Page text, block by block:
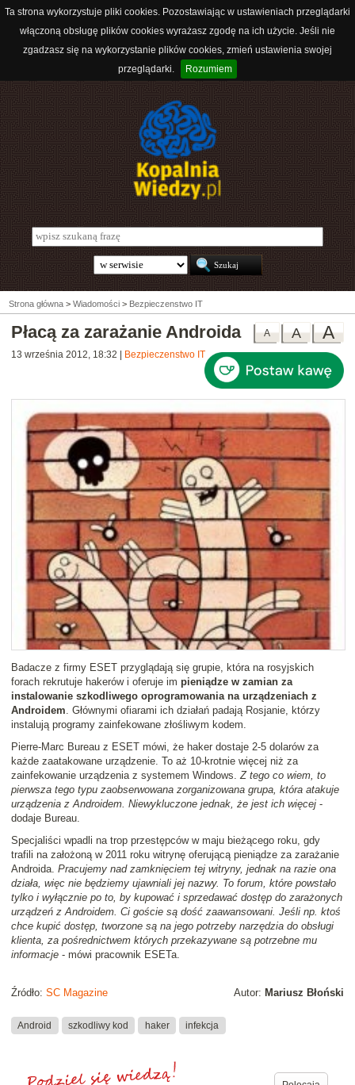
Ta strona wykorzystuje pliki cookies. Pozostawiając w ustawieniach przeglądarki
włączoną obsługę plików cookies wyrażasz zgodę na ich użycie. Jeśli nie
zgadzasz się na wykorzystanie plików cookies, zmień ustawienia swojej
przeglądarki.
Rozumiem
Strona główna > Wiadomości > Bezpieczenstwo IT
A
A
A
Płacą za zarażanie Androida
13 września 2012, 18:32 Bezpieczenstwo IT
Badacze z firmy ESET przyglądają się grupie, która na rosyjskich
forach rekrutuje hakerów i oferuje im pieniądze w zamian za
instalowanie szkodliwego oprogramowania na urządzeniach z
Androidem. Głównymi ofiarami ich działań padają Rosjanie, którzy
instalują programy zainfekowane złośliwym kodem.
Pierre-Marc Bureau z ESET mówi, że haker dostaje 2-5 dolarów za
każde zaatakowane urządzenie. To aż 10-krotnie więcej niż za
zainfekowanie urządzenia z systemem Windows.Z tego co wiem, to
pierwsza tego typu zaobserwowana zorganizowana grupa, która atakuje
urządzenia z Androidem. Niewykluczone jednak, że jest ich więcej -
dodaje Bureau.
Specjaliści wpadli na trop przestępców w maju bieżącego roku, gdy
trafili na założoną w 2011 roku witrynę oferującą pieniądze za zarażanie
Androida. Pracujemy nad zamknięciem tej witryny, jednak na razie ona
działa, więc nie będziemy ujawniali jej nazwy. To forum, które powstało
tylko i wyłącznie po to, by kupować i sprzedawać dostęp do zarażonych
urządzeń z Androidem. Ci goście są dość zaawansowani. Jeśli np. ktoś
chce kupić dostęp, tworzone są na jego potrzeby narzędzia do obsługi
klienta, za pośrednictwem których przekazywane są potrzebne mu
informacje - mówi pracownik ESETa.
Autor: Mariusz Błoński
Źródło: SC Magazine
Android szkodliwy kod haker infekcja